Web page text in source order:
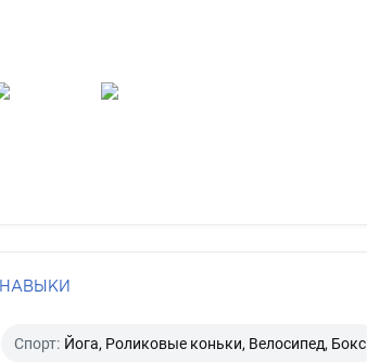
НАВЫКИ
Спорт: Йога, Роликовые коньки, Велосипед, Бокс